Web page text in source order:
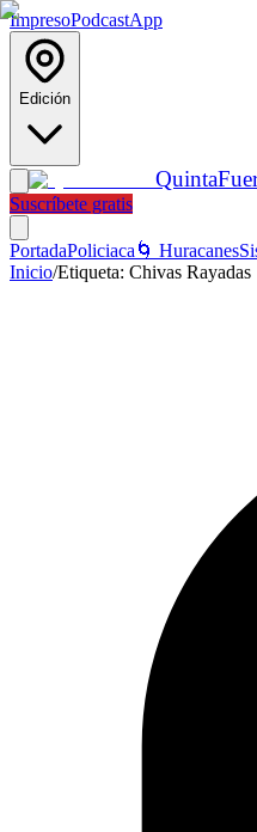
ImpresoPodcastApp
Edición
Quinta
Suscríbete gratis
PortadaPoliciaca 🌀 Huracanes
Inicio/Etiqueta: Chivas Rayadas